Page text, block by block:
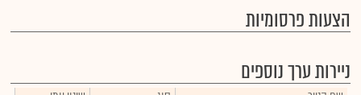
הצעות פרסומיות
ניירות ערך נוספים